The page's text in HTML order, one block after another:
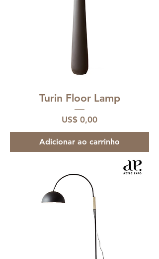
Turin Floor Lamp
Preço
US$ 0,00
Adicionar ao carrinho